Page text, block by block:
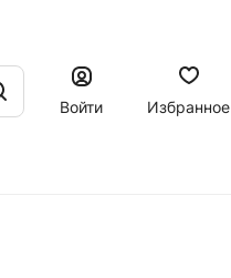
Войти
Избранное